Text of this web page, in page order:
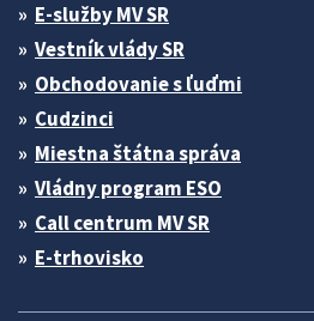
E-služby MV SR
Vestník vlády SR
Obchodovanie s ľuďmi
Cudzinci
Miestna štátna správa
Vládny program ESO
Call centrum MV SR
E-trhovisko